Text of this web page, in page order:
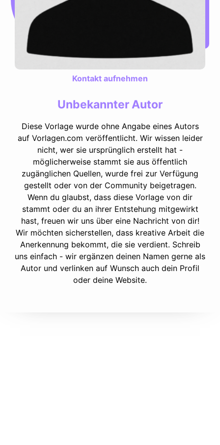
Kontakt aufnehmen
Unbekannter Autor
Diese Vorlage wurde ohne Angabe eines Autors
auf Vorlagen.com veröffentlicht. Wir wissen leider
nicht, wer sie ursprünglich erstellt hat -
möglicherweise stammt sie aus öffentlich
zugänglichen Quellen, wurde frei zur Verfügung
gestellt oder von der Community beigetragen.
Wenn du glaubst, dass diese Vorlage von dir
stammt oder du an ihrer Entstehung mitgewirkt
hast, freuen wir uns über eine Nachricht von dir!
Wir möchten sicherstellen, dass kreative Arbeit die
Anerkennung bekommt, die sie verdient. Schreib
uns einfach - wir ergänzen deinen Namen gerne als
Autor und verlinken auf Wunsch auch dein Profil
oder deine Website.